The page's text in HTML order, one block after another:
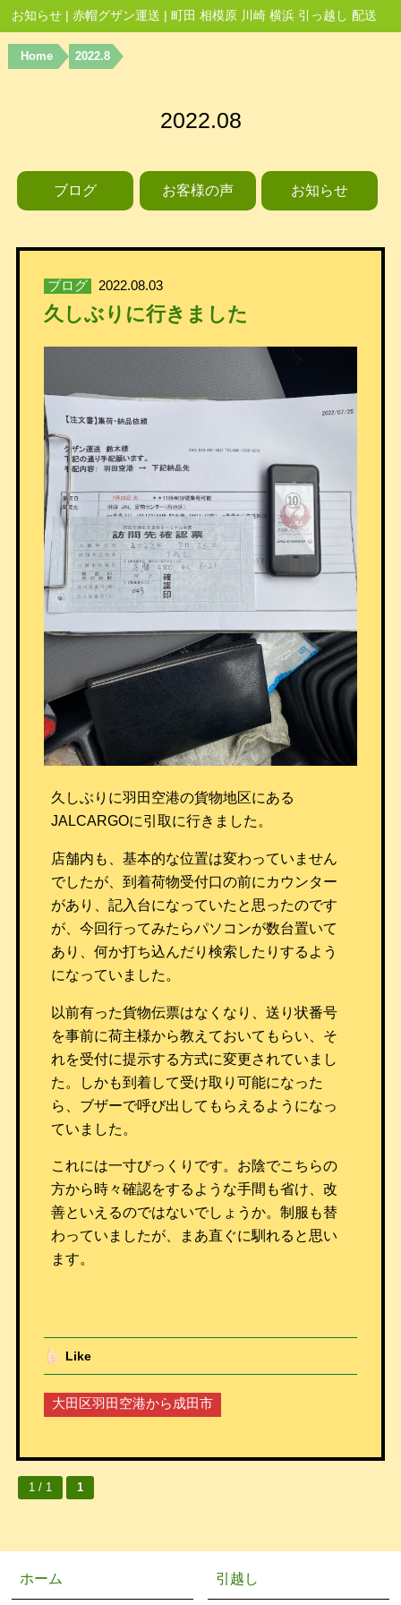
お知らせ | 赤帽グザン運送 | 町田 相模原 川崎 横浜 引っ越し 配送
Home 2022.8
2022.08
ブログ お客様の声 お知らせ
ブログ 2022.08.03
久しぶりに行きました
久しぶりに羽田空港の貨物地区にある
JALCARGOに引取に行きました。
店舗内も、基本的な位置は変わっていません
でしたが、到着荷物受付口の前にカウンター
があり、記入台になっていたと思ったのです
が、今回行ってみたらパソコンが数台置いて
あり、何か打ち込んだり検索したりするよう
になっていました。
以前有った貨物伝票はなくなり、送り状番号
を事前に荷主様から教えておいてもらい、そ
れを受付に提示する方式に変更されていまし
た。しかも到着して受け取り可能になった
ら、ブザーで呼び出してもらえるようになっ
ていました。
これには一寸びっくりです。お陰でこちらの
方から時々確認をするような手間も省け、改
善といえるのではないでしょうか。制服も替
わっていましたが、まあ直ぐに馴れると思い
ます。
Like
大田区羽田空港から成田市
1 / 1 1
ホーム 引越し